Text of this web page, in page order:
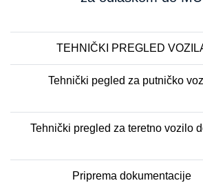
TEHNIČKI PREGLED
Tehnički pegled za putničko
Tehnički pregled za teretno vozilo
Priprema dokumentacije